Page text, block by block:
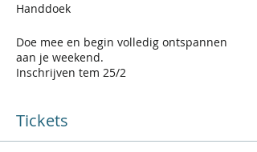
Handdoek
Doe mee en begin volledig ontspannen
aan je weekend.
Inschrijven tem 25/2
Tickets